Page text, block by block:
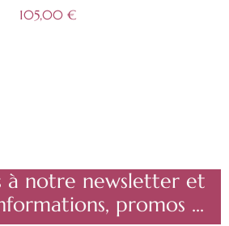
105,00 €
à notre newsletter et
promos ...